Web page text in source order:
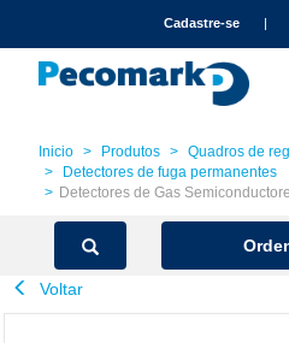
Cadastre-se |
Inicio Produtos
Quadros de
Detectores de fuga permanentes
Detectores de Gas
Voltar